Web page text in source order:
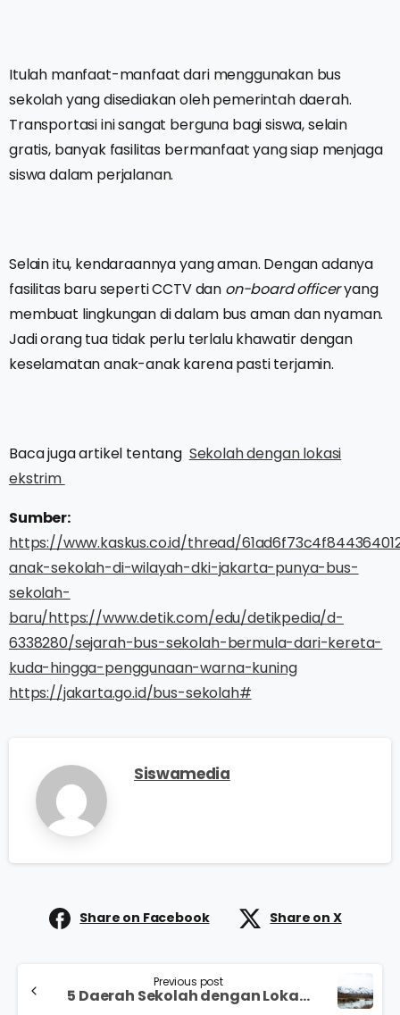
Itulah manfaat-manfaat dari menggunakan bus
sekolah yang disediakan oleh pemerintah daerah.
Transportasi ini sangat berguna bagi siswa, selain
gratis, banyak fasilitas bermanfaat yang siap menjaga
siswa dalam perjalanan.
Selain itu, kendaraannya yang aman. Dengan adanya
fasilitas baru seperti CCTV dan on-board officeryang
membuat lingkungan di dalam bus aman dan nyaman.
Jadi orang tua tidak perlu terlalu khawatir dengan
keselamatan anak-anak karena pasti terjamin.
Baca juga artikel tentang Sekolah dengan lokasi
ekstrim
Sumber:
https://www.kaskus.co.id/thread/
anak-sekolah-di-wilayah-dki-jakarta-punya-bus-
sekolah-
baru/https://www.detik.com/edu/detikpedia/d-
6338280/sejarah-bus-sekolah-bermula-dari-kereta-
kuda-hingga-penggunaan-warna-kuning
https://jakarta.go.id/bus-sekolah#
Siswamedia
Share on Facebook Share on X
Previous post
5 Daerah Sekolah dengan Lokasi Ekstrim